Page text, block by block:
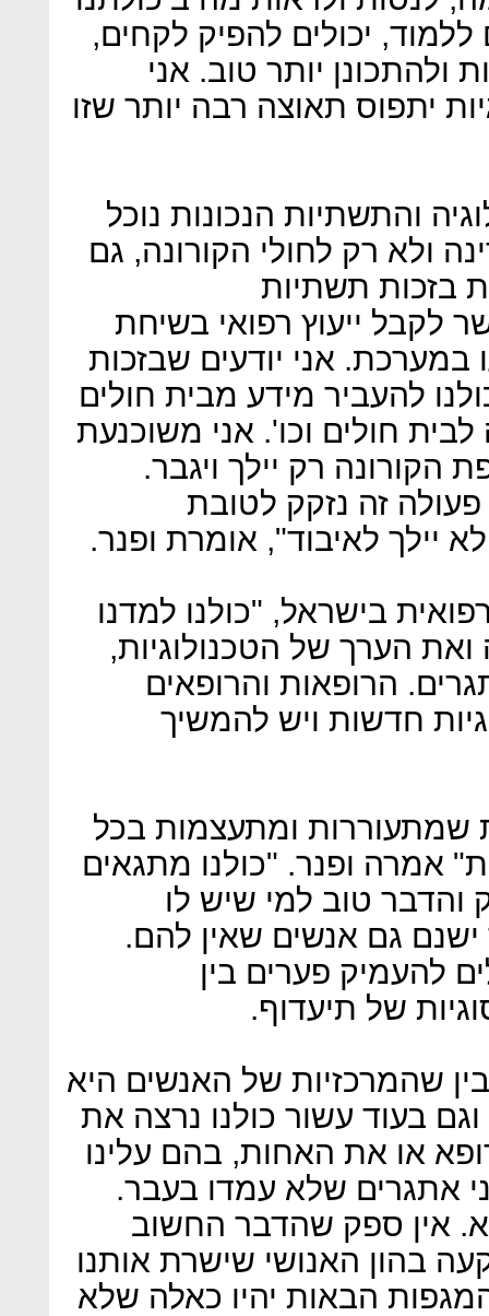
ללמוד, יכולים להפיק לקחים,
ולהתכונן יותר טוב. אני
יתפוס תאוצה רבה יותר שזו
והתשתיות הנכונות נוכל
ולא רק לחולי הקורונה, גם
בזכות תשתיות
לקבל ייעוץ רפואי בשיחת
במערכת. אני יודעים שבזכות
להעביר מידע מבית חולים
חולים וכו'. אני משוכנעת
הקורונה רק יילך ויגבר.
זה נזקק לטובת
לאיבוד", אומרת ופנר.
בישראל, "כולנו למדנו
הערך של הטכנולוגיות,
הרופאות והרופאים
חדשות ויש להמשיך
שמתעוררות ומתעצמות בכל
אמרה ופנר. "כולנו מתגאים
והדבר טוב למי שיש לו
גם אנשים שאין להם.
להעמיק פערים בין
של תיעדוף.
שהמרכזיות של האנשים היא
בעוד עשור כולנו נרצה את
או את האחות, בהם עלינו
אתגרים שלא עמדו בעבר.
אין ספק שהדבר החשוב
בהון האנושי שישרת אותנו
הבאות יהיו כאלה שלא